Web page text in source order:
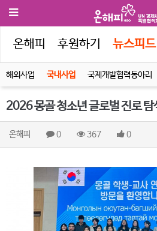
온해피 후원하기 뉴스피드
해외사업 국내사업 국제개발협력동아리
2026 몽골 청소년 글로벌 진로 탐
온해피 0 367 0